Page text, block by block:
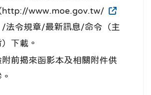
http://www.moe.gov.tw/
/法令規章/最新訊息/命令（主
）下載。
附前揭來函影本及相關附件供